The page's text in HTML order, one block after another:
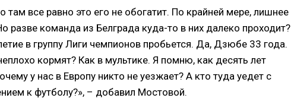
все равно это его не обогатит. По крайней мере, лишнее
разве команда из Белграда куда-то в них далеко проходит?
в группу Лиги чемпионов пробьется. Да, Дзюбе 33 года.
кормят? Как в мультике. Я помню, как десять лет
у нас в Европу никто не уезжает? А кто туда уедет с
к футболу?», – добавил Мостовой.